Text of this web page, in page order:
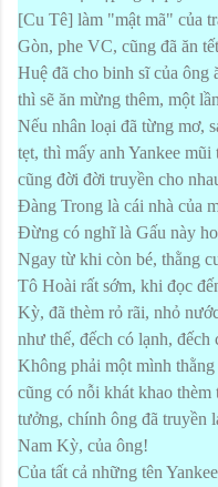
[Cu Tê] làm "mật mã" của
Gòn, phe VC, cũng đã ăn
Huệ đã cho binh sĩ của
thì sẽ ăn mừng thêm, một
Nếu nhân loại đã từng mơ,
tẹt, thì mấy anh Yankee
cũng đời đời truyền cho
Đàng Trong là cái nhà của
Đừng có nghĩ là Gấu này
Ngay từ khi còn bé, thằng
Tô Hoài rất sớm, khi đọc
Kỳ, đã thèm rỏ rãi, nhỏ
như thế, đếch có lạnh,
Không phải một mình
cũng có nỗi khát khao
tưởng, chính ông đã truyền
Nam Kỳ, của ông!
Của tất cả những tên